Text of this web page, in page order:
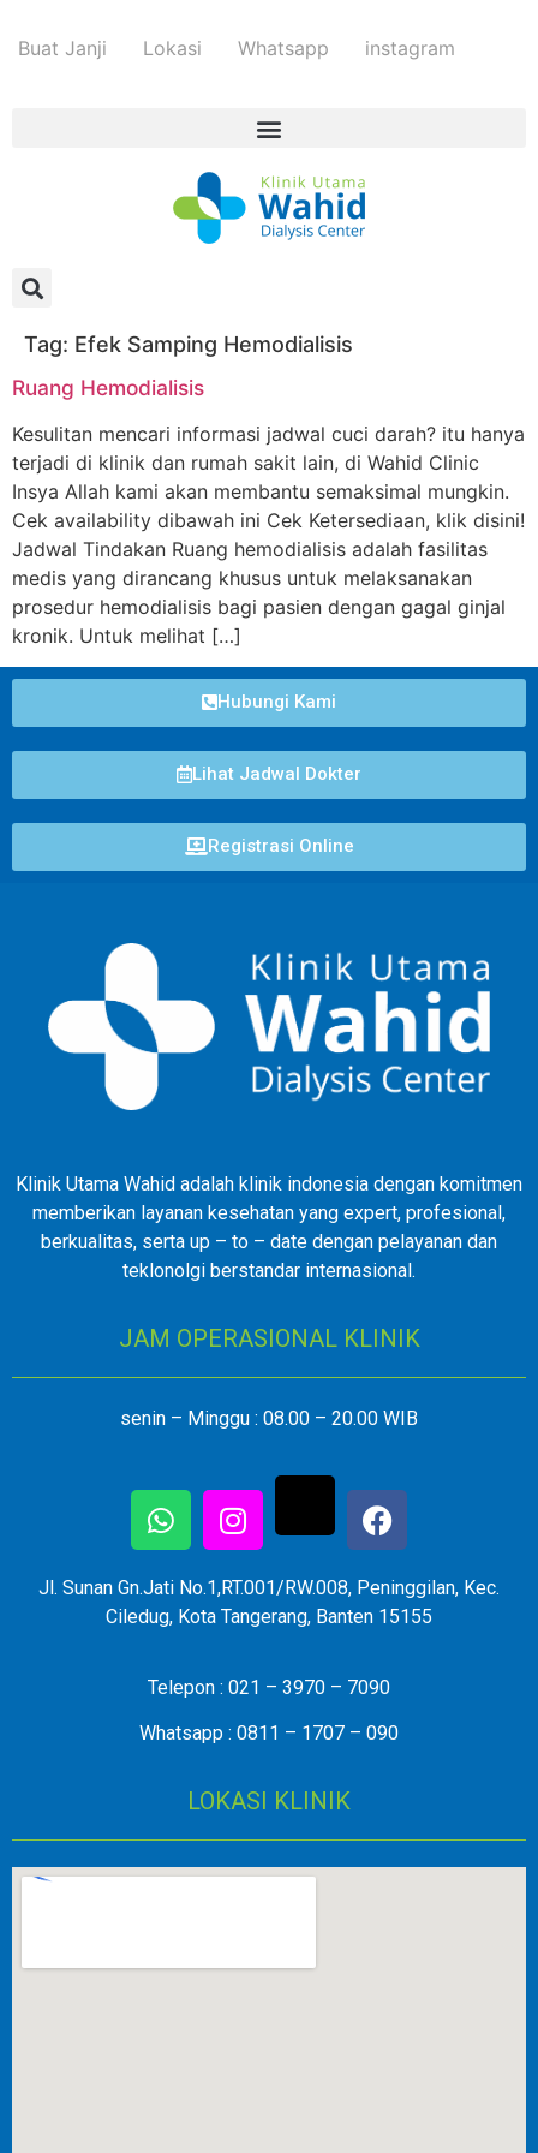
Buat Janji Lokasi Whatsapp instagram
Tag: Efek Samping Hemodialisis
Ruang Hemodialisis
Kesulitan mencari informasi jadwal cuci darah? itu hanya
terjadi di klinik dan rumah sakit lain, di Wahid Clinic
Insya Allah kami akan membantu semaksimal mungkin.
Cek availability dibawah ini Cek Ketersediaan, klik disini!
Jadwal Tindakan Ruang hemodialisis adalah fasilitas
medis yang dirancang khusus untuk melaksanakan
prosedur hemodialisis bagi pasien dengan gagal ginjal
kronik. Untuk melihat […]
Hubungi Kami
Lihat Jadwal Dokter
Registrasi Online
Klinik Utama Wahid adalah klinik indonesia dengan komitmen
memberikan layanan kesehatan yang expert, profesional,
berkualitas, serta up – to – date dengan pelayanan dan
teklonolgi berstandar internasional.
JAM OPERASIONAL KLINIK
senin – Minggu : 08.00 – 20.00 WIB
Jl. Sunan Gn.Jati No.1,RT.001/RW.008, Peninggilan, Kec.
Ciledug, Kota Tangerang, Banten 15155
Telepon : 021 – 3970 – 7090
Whatsapp : 0811 – 1707 – 090
LOKASI KLINIK